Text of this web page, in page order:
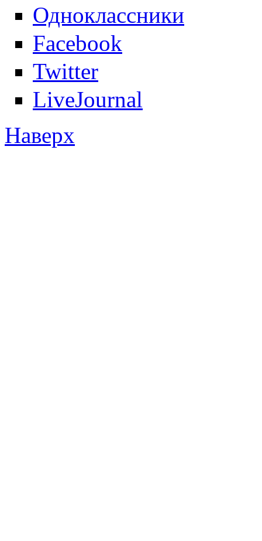
Одноклассники
Facebook
Twitter
LiveJournal
Наверх